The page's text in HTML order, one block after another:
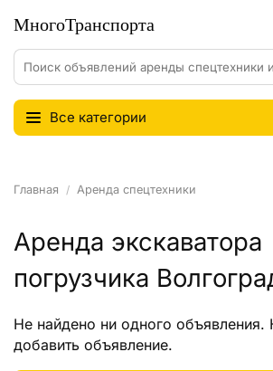
Все категории
Главная Аренда спецтехники
Аренда экскаватора
погрузчика
Не найдено ни одного объявления.
добавить объявление.